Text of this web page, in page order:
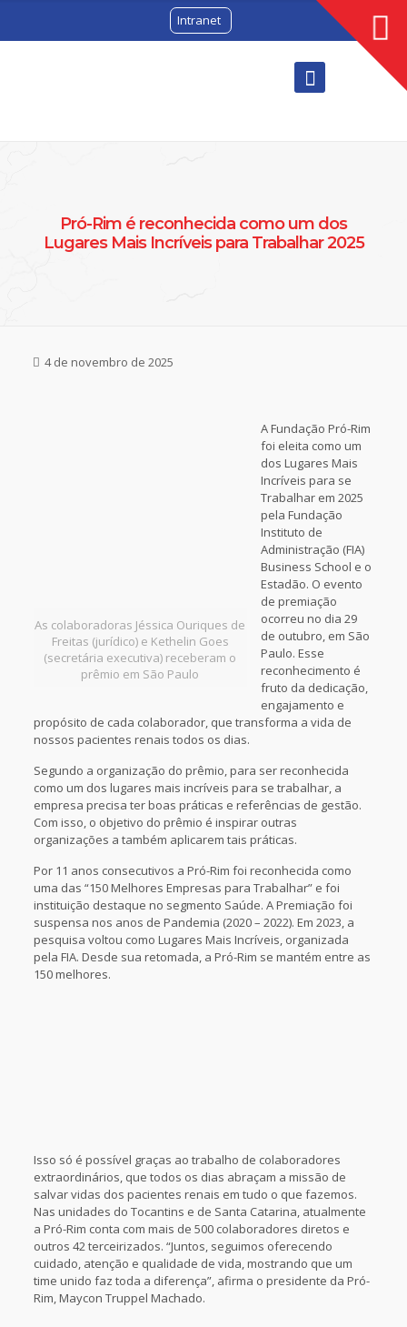
Intranet
Pró-Rim é reconhecida como um dos
Lugares Mais Incríveis para Trabalhar 2025
4 de novembro de 2025
As colaboradoras Jéssica Ouriques de
Freitas (jurídico) e Kethelin Goes
(secretária executiva) receberam o
prêmio em São Paulo
A Fundação Pró-Rim
foi eleita como um
dos Lugares Mais
Incríveis para se
Trabalhar em 2025
pela Fundação
Instituto de
Administração (FIA)
Business School e o
Estadão. O evento
de premiação
ocorreu no dia 29
de outubro, em São
Paulo. Esse
reconhecimento é
fruto da dedicação,
engajamento e
propósito de cada colaborador, que transforma a vida de
nossos pacientes renais todos os dias.
Segundo a organização do prêmio, para ser reconhecida
como um dos lugares mais incríveis para se trabalhar, a
empresa precisa ter boas práticas e referências de gestão.
Com isso, o objetivo do prêmio é inspirar outras
organizações a também aplicarem tais práticas.
Por 11 anos consecutivos a Pró-Rim foi reconhecida como
uma das “150 Melhores Empresas para Trabalhar” e foi
instituição destaque no segmento Saúde. A Premiação foi
suspensa nos anos de Pandemia (2020 – 2022). Em 2023, a
pesquisa voltou como Lugares Mais Incríveis, organizada
pela FIA. Desde sua retomada, a Pró-Rim se mantém entre as
150 melhores.
Isso só é possível graças ao trabalho de colaboradores
extraordinários, que todos os dias abraçam a missão de
salvar vidas dos pacientes renais em tudo o que fazemos.
Nas unidades do Tocantins e de Santa Catarina, atualmente
a Pró-Rim conta com mais de 500 colaboradores diretos e
outros 42 terceirizados. “Juntos, seguimos oferecendo
cuidado, atenção e qualidade de vida, mostrando que um
time unido faz toda a diferença”, afirma o presidente da Pró-
Rim, Maycon Truppel Machado.